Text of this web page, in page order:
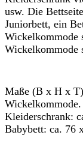
usw. Die
Juniorbett, ein
Wickelkommode
Wickelkommode
Maße (B x H x
Kleiderschrank:
Babybett: ca. 76